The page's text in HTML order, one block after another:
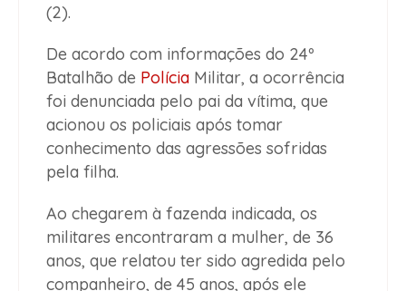
(2).
De acordo com informações do 24º
Batalhão de Polícia Militar, a ocorrência
foi denunciada pelo pai da vítima, que
acionou os policiais após tomar
conhecimento das agressões sofridas
pela filha.
Ao chegarem à fazenda indicada, os
militares encontraram a mulher, de 36
anos, que relatou ter sido agredida pelo
companheiro, de 45 anos, após ele